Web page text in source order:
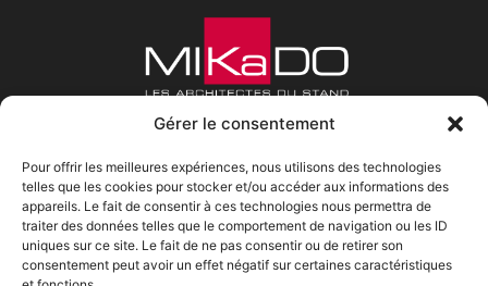
Gérer le consentement
Pour offrir les meilleures expériences, nous utilisons des technologies
telles que les cookies pour stocker et/ou accéder aux informations des
appareils. Le fait de consentir à ces technologies nous permettra de
traiter des données telles que le comportement de navigation ou les ID
uniques sur ce site. Le fait de ne pas consentir ou de retirer son
consentement peut avoir un effet négatif sur certaines caractéristiques
Mikado Lads
Qui sommes-nous ?
Horaires
Lundi : 9h00 - 18h00
Contact
Tel : 01 30 59 68 16